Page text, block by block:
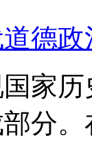
德政
家
分